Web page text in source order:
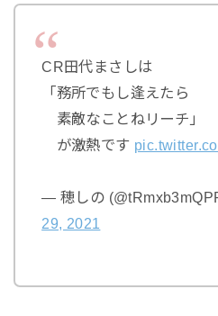
CR田代まさしは
「務所でもし逢えたら
素敵なことねリーチ」
が激熱です
— 穂しの
29, 2021